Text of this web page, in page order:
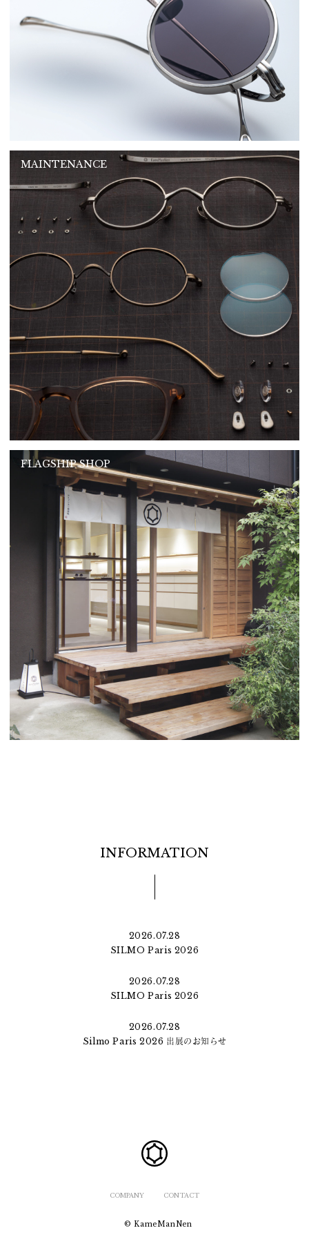
MAINTENANCE
FLAGSHIP SHOP
INFORMATION
2026.07.28
SILMO Paris 2026
2026.07.28
SILMO Paris 2026
2026.07.28
Silmo Paris 2026 出展のお知らせ
COMPANY CONTACT
© KameManNen